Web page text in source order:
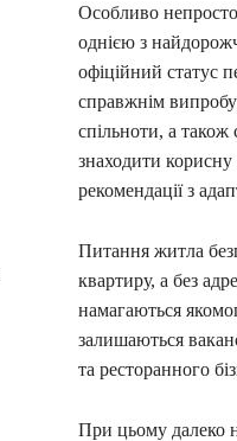
Особливо
однією з
офіційний статус
справжнім
спільноти, а також
знаходити
рекомендації з
Питання житла
квартиру, а без
намагаються
залишаються
та ресторанного
При цьому далеко